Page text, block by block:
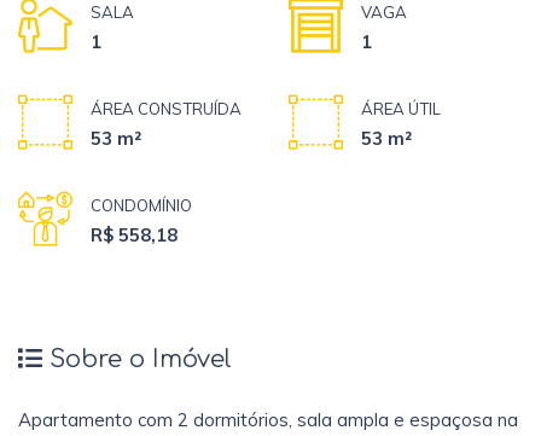
SALA
1
VAGA
1
ÁREA CONSTRUÍDA
53 m²
ÁREA ÚTIL
53 m²
CONDOMÍNIO
R$ 558,18
Sobre o Imóvel
Apartamento com 2 dormitórios, sala ampla e espaçosa na